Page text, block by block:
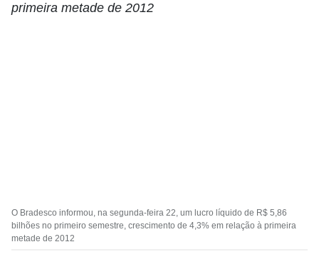
primeira metade de 2012
O Bradesco informou, na segunda-feira 22, um lucro líquido de R$ 5,86
bilhões no primeiro semestre, crescimento de 4,3% em relação à primeira
metade de 2012